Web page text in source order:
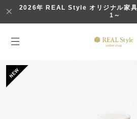
2026年 REAL Style オリジナル家
1～